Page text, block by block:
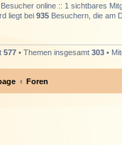
Besucher online :: 1 sichtbares
liegt bei 935 Besuchern, die am
577 • Themen insgesamt 303 •
Foren